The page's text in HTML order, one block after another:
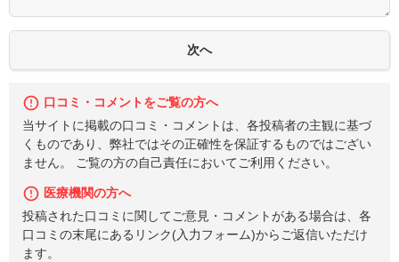
口コミ・コメントをご覧の方へ
当サイトに掲載の口コミ・コメントは、各投稿者の主観に基づ
くものであり、弊社ではその正確性を保証するものではござい
ません。 ご覧の方の自己責任においてご利用ください。
医療機関の方へ
投稿された口コミに関してご意見・コメントがある場合は、各
口コミの末尾にあるリンク(入力フォーム)からご返信いただけ
ます。